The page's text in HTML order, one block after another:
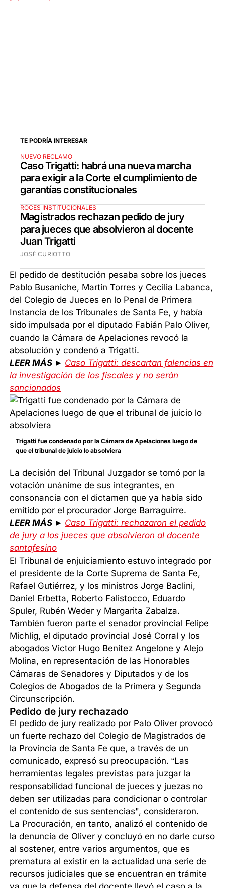
TE PODRÍA INTERESAR
NUEVO RECLAMO
Caso Trigatti: habrá una nueva marcha
para exigir a la Corte el cumplimiento de
garantías constitucionales
ROCES INSTITUCIONALES
Magistrados rechazan pedido de jury
para jueces que absolvieron al docente
Juan Trigatti
JOSÉ CURIOTTO
El pedido de destitución pesaba sobre los jueces
Pablo Busaniche, Martín Torres y Cecilia Labanca,
del Colegio de Jueces en lo Penal de Primera
Instancia de los Tribunales de Santa Fe, y había
sido impulsada por el diputado Fabián Palo Oliver,
cuando la Cámara de Apelaciones revocó la
absolución y condenó a Trigatti.
LEER MÁS ► Caso Trigatti: descartan falencias en
la investigación de los fiscales y no serán
sancionados
Trigatti fue condenado por la Cámara de Apelaciones luego de
que el tribunal de juicio lo absolviera
La decisión del Tribunal Juzgador se tomó por la
votación unánime de sus integrantes, en
consonancia con el dictamen que ya había sido
emitido por el procurador Jorge Barraguirre.
LEER MÁS ► Caso Trigatti: rechazaron el pedido
de jury a los jueces que absolvieron al docente
santafesino
El Tribunal de enjuiciamiento estuvo integrado por
el presidente de la Corte Suprema de Santa Fe,
Rafael Gutiérrez, y los ministros Jorge Baclini,
Daniel Erbetta, Roberto Falistocco, Eduardo
Spuler, Rubén Weder y Margarita Zabalza.
También fueron parte el senador provincial Felipe
Michlig, el diputado provincial José Corral y los
abogados Victor Hugo Benitez Angelone y Alejo
Molina, en representación de las Honorables
Cámaras de Senadores y Diputados y de los
Colegios de Abogados de la Primera y Segunda
Circunscripción.
Pedido de jury rechazado
El pedido de jury realizado por Palo Oliver provocó
un fuerte rechazo del Colegio de Magistrados de
la Provincia de Santa Fe que, a través de un
comunicado, expresó su preocupación. “Las
herramientas legales previstas para juzgar la
responsabilidad funcional de jueces y juezas no
deben ser utilizadas para condicionar o controlar
el contenido de sus sentencias", consideraron.
La Procuración, en tanto, analizó el contenido de
la denuncia de Oliver y concluyó en no darle curso
al sostener, entre varios argumentos, que es
prematura al existir en la actualidad una serie de
recursos judiciales que se encuentran en trámite